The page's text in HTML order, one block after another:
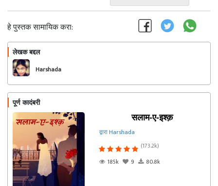
हे पुस्तक सामायिक करा:
लेखक बद्दल
Harshada
पूर्ण कादंबरी
सलाम-ए-इश्क़
द्वारा Harshada
(173.2k)
185k
9 80.8k